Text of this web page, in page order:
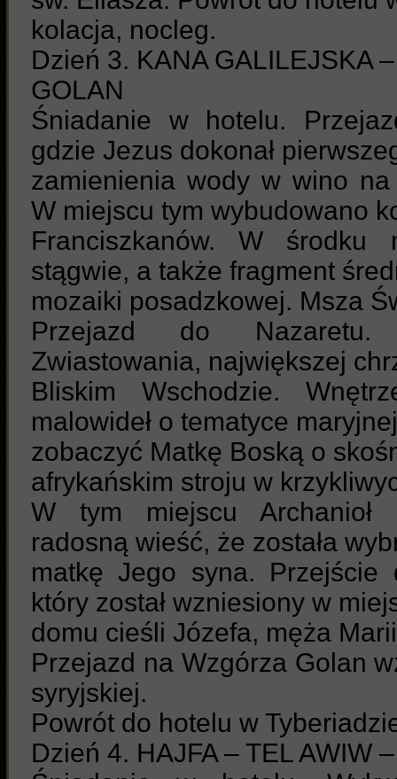
kolacja, nocleg.
Dzień 3. KANA GALILEJSKA
GOLAN
Śniadanie w hotelu.
gdzie Jezus dokonał
zamienienia wody w wino
W miejscu tym wybudowano
Franciszkanów. W środku
stągwie, a także fragment
mozaiki posadzkowej. Msza
Przejazd do Nazaretu.
Zwiastowania, największej
Bliskim Wschodzie.
malowideł o tematyce
zobaczyć Matkę Boską o
afrykańskim stroju w
W tym miejscu Archanioł
radosną wieść, że została
matkę Jego syna. Przejście
który został wzniesiony w
domu cieśli Józefa, męża
Przejazd na Wzgórza Golan
syryjskiej.
Powrót do hotelu w
Dzień 4. HAJFA – TEL AWIW